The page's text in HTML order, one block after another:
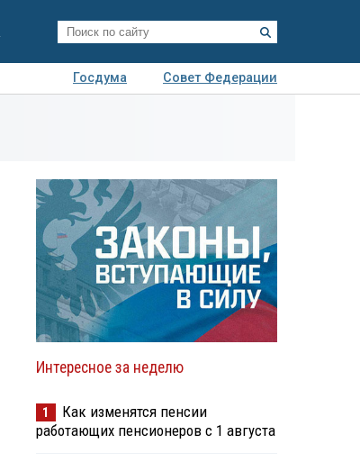
Госдума
Совет Федерации
Интересное за неделю
1
Как изменятся пенсии
работающих пенсионеров с 1 августа